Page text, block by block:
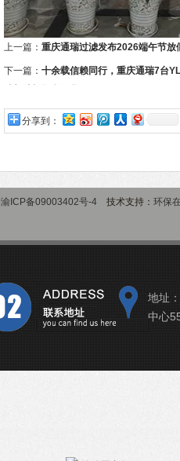
上一篇： 重庆通瑞过滤发布2026端午节放
下一篇： 十余载信赖同行，重庆通瑞7台
分享到：
渝ICP备09003402号-4 技术支持： 环保
地址
中心